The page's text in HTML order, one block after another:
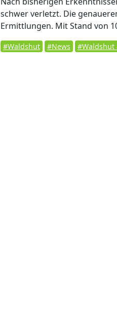
schwer verletzt. Die
Ermittlungen. Mit Stand von
#Waldshut #News #Waldshut